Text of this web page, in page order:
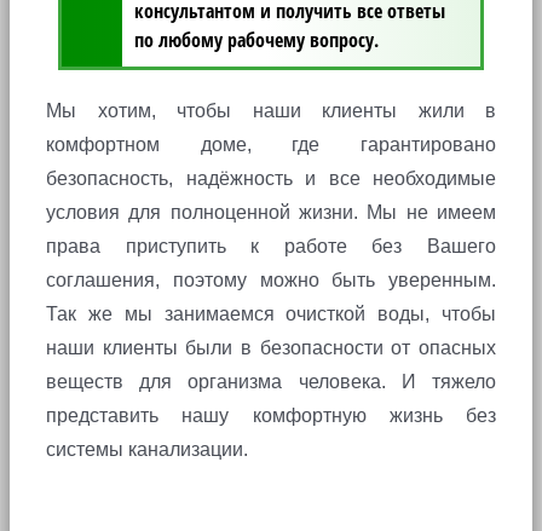
консультантом и получить все ответы
по любому рабочему вопросу.
Мы хотим, чтобы наши клиенты жили в
комфортном доме, где гарантировано
безопасность, надёжность и все необходимые
условия для полноценной жизни. Мы не имеем
права приступить к работе без Вашего
соглашения, поэтому можно быть уверенным.
Так же мы занимаемся очисткой воды, чтобы
наши клиенты были в безопасности от опасных
веществ для организма человека. И тяжело
представить нашу комфортную жизнь без
системы канализации.